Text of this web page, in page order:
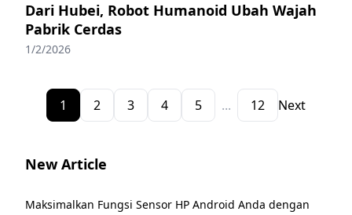
Dari Hubei, Robot Humanoid Ubah Wajah
Pabrik Cerdas
1/2/2026
1 2 3 4 5 ... 12 Next
New Article
Maksimalkan Fungsi Sensor HP Android Anda dengan